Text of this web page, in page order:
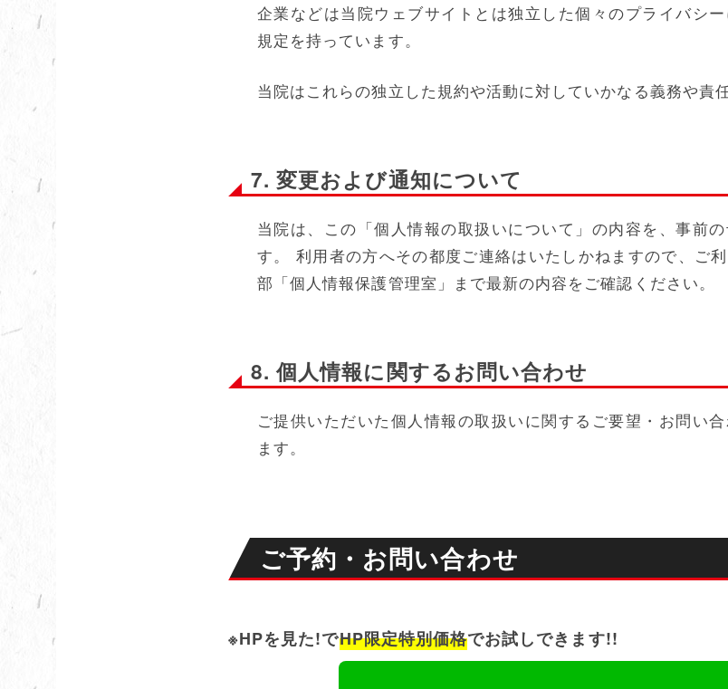
企業などは当院ウェブサイトとは独立した個々のプライバシ
規定を持っています。
当院はこれらの独立した規約や活動に対していかなる義務や責
7. 変更および通知について
当院は、この「個人情報の取扱いについて」の内容を、事前
す。 利用者の方へその都度ご連絡はいたしかねますので、ご
部「個人情報保護管理室」まで最新の内容をご確認ください。
8. 個人情報に関するお問い合わせ
ご提供いただいた個人情報の取扱いに関するご要望・お問い
ます。
ご予約・お問い合わせ
※HPを見た!でHP限定特別価格でお試しできます!!